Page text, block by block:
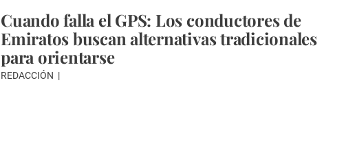
Cuando falla el GPS: Los conductores de
Emiratos buscan alternativas tradicionales
para orientarse
REDACCIÓN